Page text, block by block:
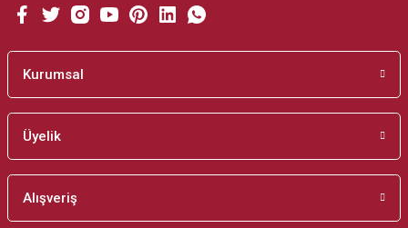
Bu ürüne benzer farklı alternatifler olmalı.
Kurumsal
Üyelik
Alışveriş